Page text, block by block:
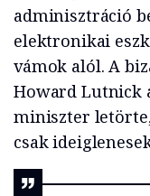
adminisztráció
elektronikai
vámok alól. A
Howard Lutnick
miniszter
csak